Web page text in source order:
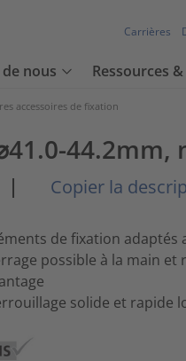
Carrières
nous Ressources
accessoires de fixation
44.2mm,
| Copier la
de fixation
possible à la main
solide et rapide